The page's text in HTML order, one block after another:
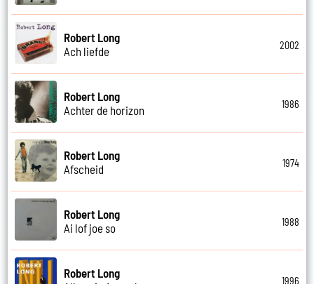
Robert Long
Ach liefde
2002
Robert Long
Achter de horizon
1986
Robert Long
Afscheid
1974
Robert Long
Ai lof joe so
1988
Robert Long
1996